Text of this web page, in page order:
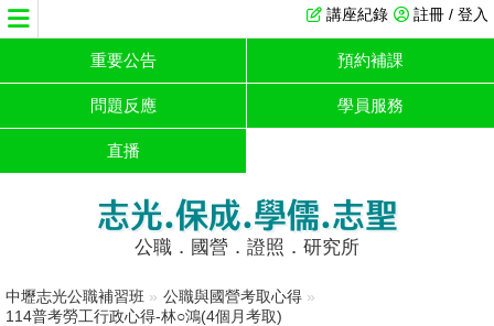
註冊 / 登入
講座紀錄
重要公告 預約補課
問題反應 學員服務
直播
志光.保成.學儒.志聖
公職．國營．證照．研究所
中壢志光公職補習班 » 公職與國營考取心得 »
114普考勞工行政心得-林○鴻(4個月考取)